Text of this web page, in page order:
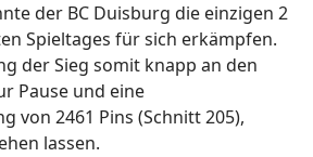
der BC Duisburg die einzigen 2
Spieltages für sich erkämpfen.
der Sieg somit knapp an den
Pause und eine
von 2461 Pins (Schnitt 205),
lassen.